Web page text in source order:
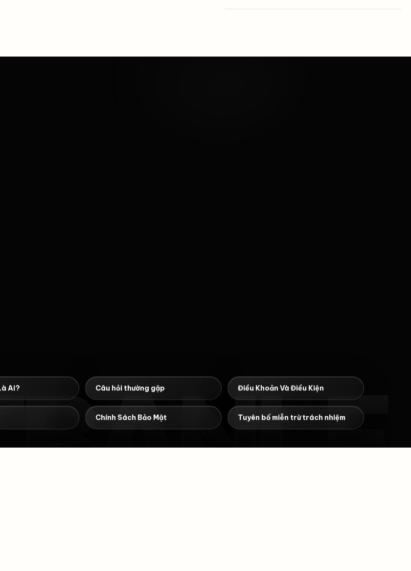
Ai? Câu hỏi thường gặp Điều Khoản Và Điều Kiện
Chính Sách Bảo Mật Tuyên bố miễn trừ trách nhiệm